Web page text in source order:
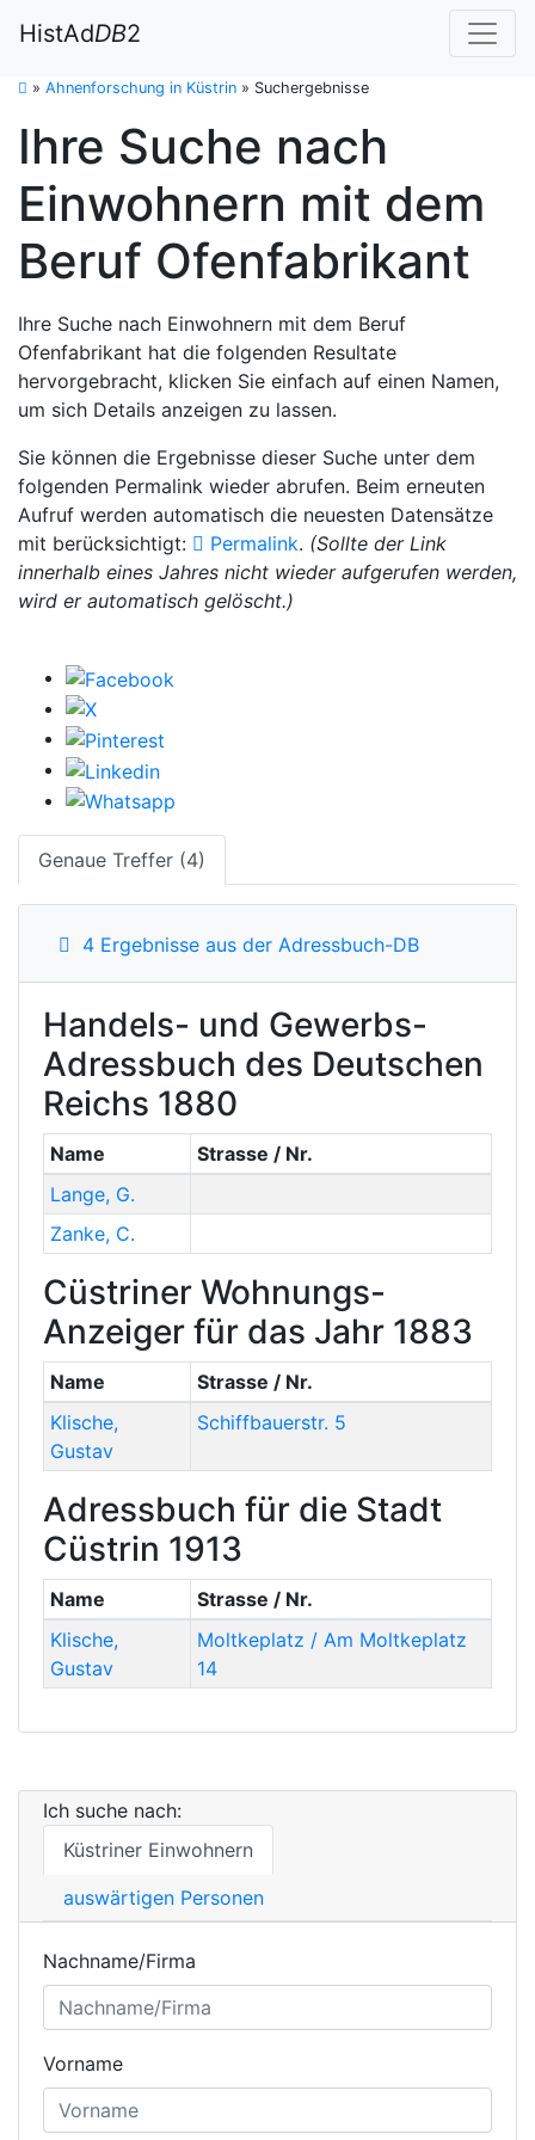
HistAdDB2
» Ahnenforschung in Küstrin » Suchergebnisse
Ihre Suche nach
Einwohnern mit dem
Beruf Ofenfabrikant
Ihre Suche nach Einwohnern mit dem Beruf
Ofenfabrikant hat die folgenden Resultate
hervorgebracht, klicken Sie einfach auf einen Namen,
um sich Details anzeigen zu lassen.
Sie können die Ergebnisse dieser Suche unter dem
folgenden Permalink wieder abrufen. Beim erneuten
Aufruf werden automatisch die neuesten Datensätze
mit berücksichtigt:
Permalink. (Sollte der Link
innerhalb eines Jahres nicht wieder aufgerufen werden,
wird er automatisch gelöscht.)
Genaue Treffer (4)
4 Ergebnisse aus der Adressbuch-DB
Handels- und Gewerbs-
Adressbuch des Deutschen
Reichs 1880
Name
Strasse / Nr.
Lange, G.
Zanke, C.
Cüstriner Wohnungs-
Anzeiger für das Jahr 1883
Name
Strasse / Nr.
Klische,
Gustav
Schiffbauerstr. 5
Adressbuch für die Stadt
Cüstrin 1913
Name
Strasse / Nr.
Klische,
Gustav
Moltkeplatz / Am Moltkeplatz
14
Ich suche nach:
Küstriner Einwohnern
auswärtigen Personen
Nachname/Firma
Vorname